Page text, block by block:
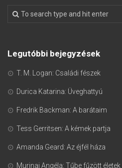
Legutóbbi bejegyzések
T. M. Logan: Családi fészek
Durica Katarina: Üveghattyú
Fredrik Backman: A barátaim
Tess Gerritsen: A kémek partja
Amanda Geard: Az éjfél háza
Murinai Angéla: Tűbe fűzött életek